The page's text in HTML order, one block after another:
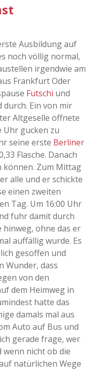
Ausbildung auf
noch völlig normal,
irgendwie am
Frankfurt Oder
Futschi und
durch. Ein von mir
Altgeselle öffnete
Uhr gucken zu
seine erste Berliner
Flasche. Danach
können. Zum Mittag
alle und er schickte
einen zweiten
Tag. Um 16:00 Uhr
fuhr damit durch
hinweg, ohne das er
auffällig wurde. Es
gesoffen und
Wunder, dass
von den
dem Heimweg in
hatte das
damals mal aus
Auto auf Bus und
gerade frage, wer
nicht ob die
natürlichen Wege